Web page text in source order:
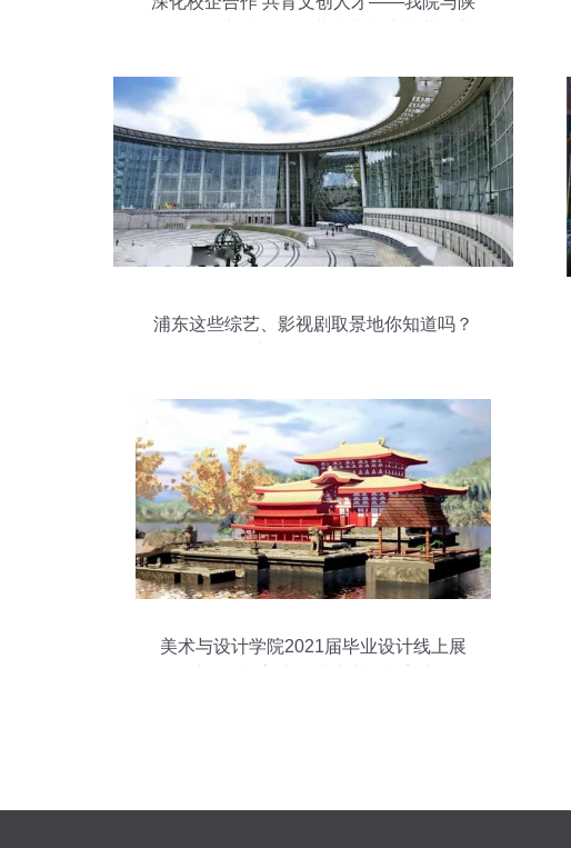
浦东这些综艺、影视剧取景地你知道吗？
美术与设计学院2021届毕业设计线上展